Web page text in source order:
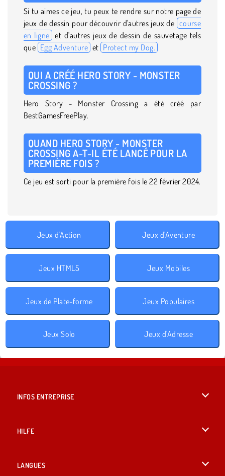
Si tu aimes ce jeu, tu peux te rendre sur notre page de
jeux de dessin pour découvrir d'autres jeux de course
en ligne et d'autres jeux de dessin de sauvetage tels
que Egg Adventure et Protect my Dog.
QUI A CRÉÉ HERO STORY - MONSTER
CROSSING ?
Hero Story - Monster Crossing a été créé par
BestGamesFreePlay.
QUAND HERO STORY - MONSTER
CROSSING A-T-IL ÉTÉ LANCÉ POUR LA
PREMIÈRE FOIS ?
Ce jeu est sorti pour la première fois le 22 février 2024.
Jeux d'Action Jeux d'Aventure
Jeux HTML5 Jeux Mobiles
Jeux de Plate-forme Jeux Populaires
Jeux Solo Jeux d'Adresse
INFOS ENTREPRISE
HILFE
LANGUES